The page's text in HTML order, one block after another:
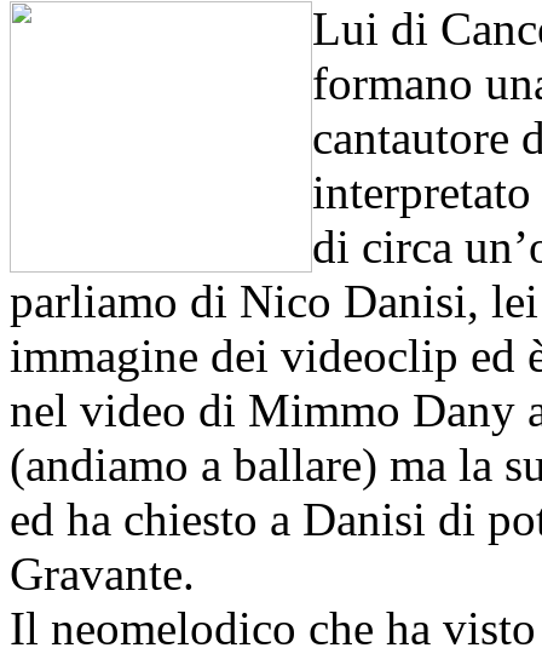
Lui di
formano
cantautore
di circa
parliamo di Nico Danisi, lei
immagine dei videoclip ed
nel video di Mimmo Dany
(andiamo a ballare) ma la
ed ha chiesto a Danisi di
Gravante.
Il neomelodico che ha